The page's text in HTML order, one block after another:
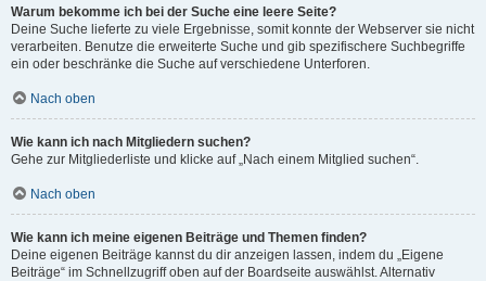
Warum bekomme ich bei der Suche eine leere Seite?
Deine Suche lieferte zu viele Ergebnisse, somit konnte der Webserver sie nicht
verarbeiten. Benutze die erweiterte Suche und gib spezifischere Suchbegriffe
ein oder beschränke die Suche auf verschiedene Unterforen.
Nach oben
Wie kann ich nach Mitgliedern suchen?
Gehe zur Mitgliederliste und klicke auf „Nach einem Mitglied suchen“.
Nach oben
Wie kann ich meine eigenen Beiträge und Themen finden?
Deine eigenen Beiträge kannst du dir anzeigen lassen, indem du „Eigene
Beiträge“ im Schnellzugriff oben auf der Boardseite auswählst. Alternativ